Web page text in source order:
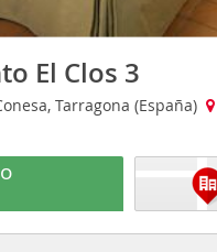
El Clos 3
Tarragona (España)